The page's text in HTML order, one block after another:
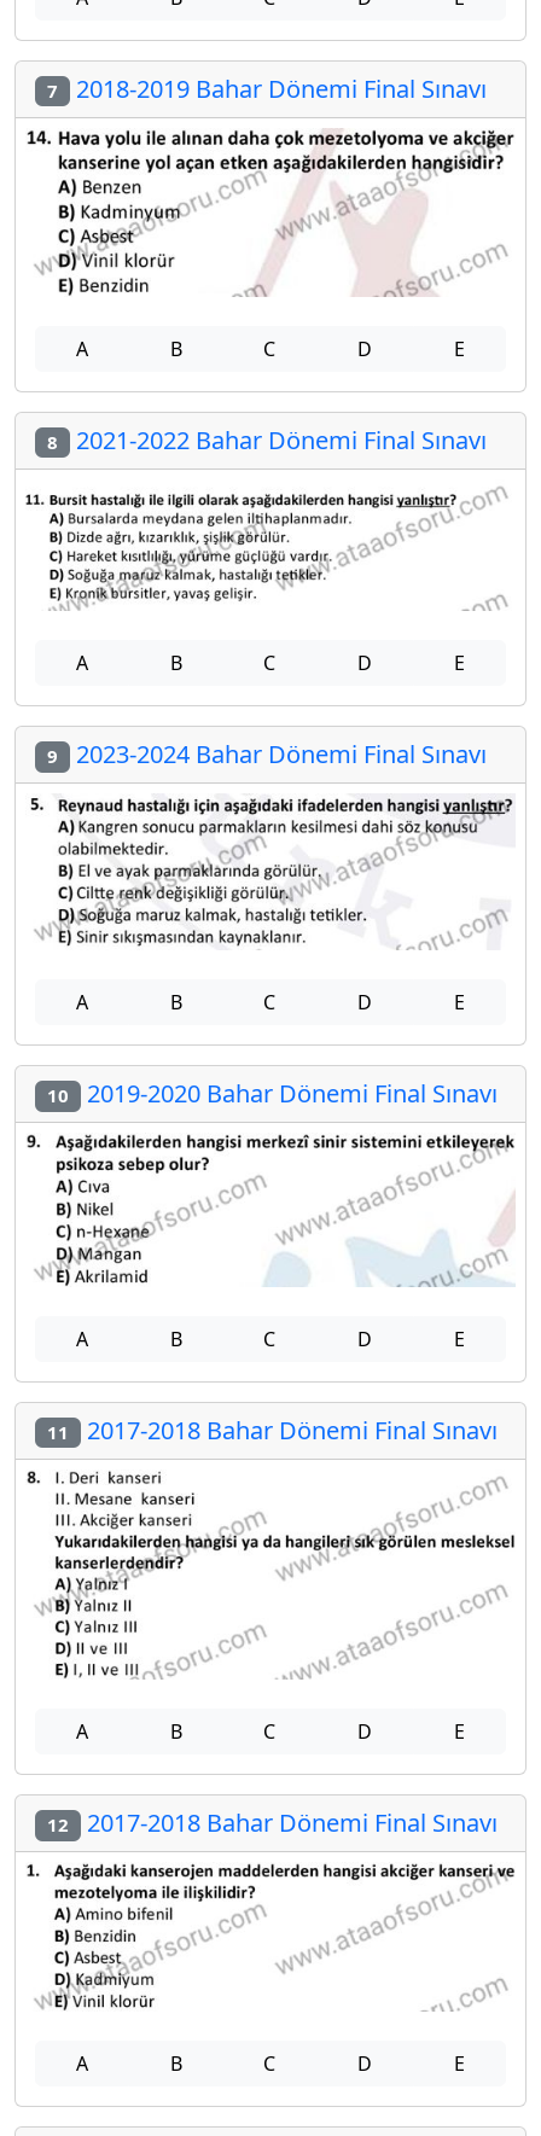
7 2018-2019 Bahar Dönemi Final Sınavı
A B C D E
8 2021-2022 Bahar Dönemi Final Sınavı
A B C D E
9 2023-2024 Bahar Dönemi Final Sınavı
A B C D E
10 2019-2020 Bahar Dönemi Final Sınavı
A B C D E
11 2017-2018 Bahar Dönemi Final Sınavı
A B C D E
12 2017-2018 Bahar Dönemi Final Sınavı
A B C D E